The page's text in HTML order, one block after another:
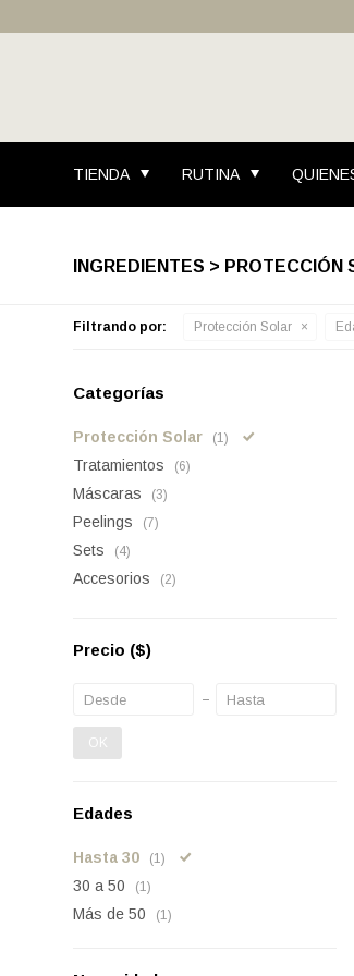
TIENDA RUTINA
INGREDIENTES > PROTECCIÓN
Filtrando por: Protección Solar
Categorías
Protección Solar (1)
Tratamientos (6)
Máscaras (3)
Peelings (7)
Sets (4)
Accesorios (2)
Precio ($)
OK
Edades
Hasta 30 (1)
30 a 50 (1)
Más de 50 (1)